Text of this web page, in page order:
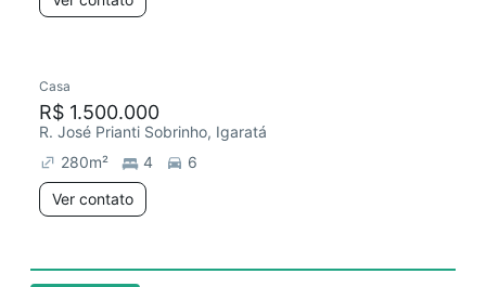
Casa
R$ 1.500.000
R. José Prianti Sobrinho, Igaratá
280m² 4
6
Ver contato